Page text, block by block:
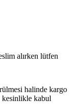
alırken lütfen
halinde kargo
kesinlikle kabul